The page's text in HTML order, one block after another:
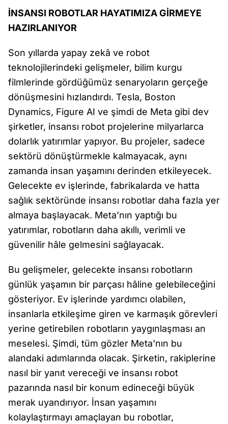
İNSANSI ROBOTLAR HAYATIMIZA GİRMEYE
HAZIRLANIYOR
Son yıllarda yapay zekâ ve robot
teknolojilerindeki gelişmeler, bilim kurgu
filmlerinde gördüğümüz senaryoların gerçeğe
dönüşmesini hızlandırdı. Tesla, Boston
Dynamics, Figure AI ve şimdi de Meta gibi dev
şirketler, insansı robot projelerine milyarlarca
dolarlık yatırımlar yapıyor. Bu projeler, sadece
sektörü dönüştürmekle kalmayacak, aynı
zamanda insan yaşamını derinden etkileyecek.
Gelecekte ev işlerinde, fabrikalarda ve hatta
sağlık sektöründe insansı robotlar daha fazla yer
almaya başlayacak. Meta’nın yaptığı bu
yatırımlar, robotların daha akıllı, verimli ve
güvenilir hâle gelmesini sağlayacak.
Bu gelişmeler, gelecekte insansı robotların
günlük yaşamın bir parçası hâline gelebileceğini
gösteriyor. Ev işlerinde yardımcı olabilen,
insanlarla etkileşime giren ve karmaşık görevleri
yerine getirebilen robotların yaygınlaşması an
meselesi. Şimdi, tüm gözler Meta'nın bu
alandaki adımlarında olacak. Şirketin, rakiplerine
nasıl bir yanıt vereceği ve insansı robot
pazarında nasıl bir konum edineceği büyük
merak uyandırıyor. İnsan yaşamını
kolaylaştırmayı amaçlayan bu robotlar,